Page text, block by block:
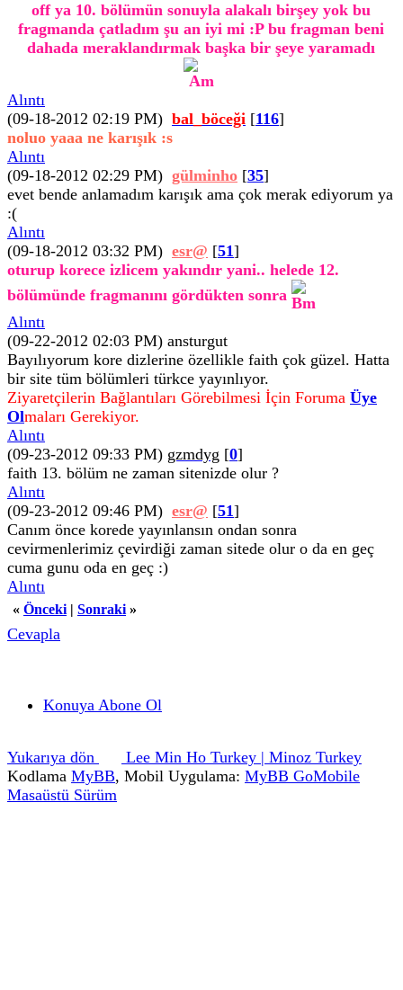
off ya 10. bölümün sonuyla alakalı birşey yok bu
fragmanda çatladım şu an iyi mi :P bu fragman beni
dahada meraklandırmak başka bir şeye yaramadı
Alıntı
(09-18-2012 02:19 PM) bal_böceği [116]
noluo yaaa ne karışık :s
Alıntı
(09-18-2012 02:29 PM) gülminho [35]
evet bende anlamadım karışık ama çok merak ediyorum ya
:(
Alıntı
(09-18-2012 03:32 PM) esr@ [51]
oturup korece izlicem yakındır yani.. helede 12.
bölümünde fragmanını gördükten sonra
Alıntı
(09-22-2012 02:03 PM) ansturgut
Bayılıyorum kore dizlerine özellikle faith çok güzel. Hatta
bir site tüm bölümleri türkce yayınlıyor.
Ziyaretçilerin Bağlantıları Görebilmesi İçin Foruma Üye
Olmaları Gerekiyor.
Alıntı
(09-23-2012 09:33 PM) gzmdyg [0]
faith 13. bölüm ne zaman sitenizde olur ?
Alıntı
(09-23-2012 09:46 PM) esr@ [51]
Canım önce korede yayınlansın ondan sonra
cevirmenlerimiz çevirdiği zaman sitede olur o da en geç
cuma gunu oda en geç :)
Alıntı
« Önceki | Sonraki »
Cevapla
Konuya Abone Ol
Yukarıya dön
Lee Min Ho Turkey | Minoz Turkey
Kodlama MyBB, Mobil Uygulama: MyBB GoMobile
Masaüstü Sürüm